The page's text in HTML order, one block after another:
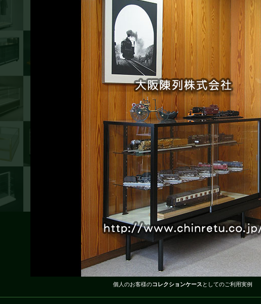
個人のお客様のコレクションケース としてのご利用実例